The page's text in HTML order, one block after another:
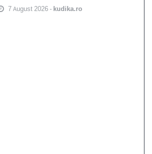
7 August 2026 - kudika.ro